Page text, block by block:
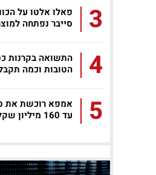
3
פאלו אלטו על
סייבר נפתחה
4
התשואה בקרנות
הטובות וכמה
5
אמפא רוכשת את
עד 160 מיליון שקל